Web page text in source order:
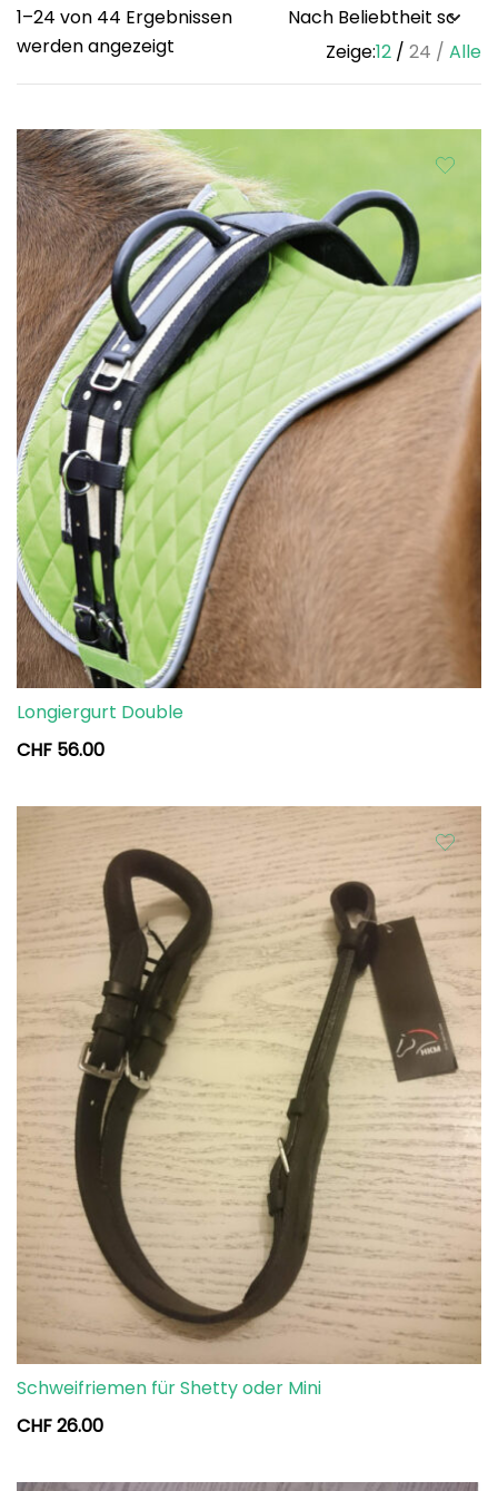
1–24 von 44 Ergebnissen
werden angezeigt
Zeige:12 24 Alle
Longiergurt Double
CHF 56.00
Schweifriemen für Shetty oder Mini
CHF26.00